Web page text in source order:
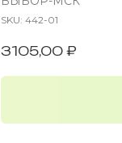
SKU: 442-01
3105,00 ₽